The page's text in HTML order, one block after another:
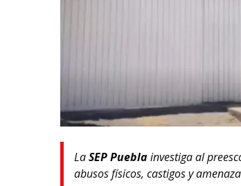
LaSEP Pueblainvestiga al
abusos físicos, castigos y